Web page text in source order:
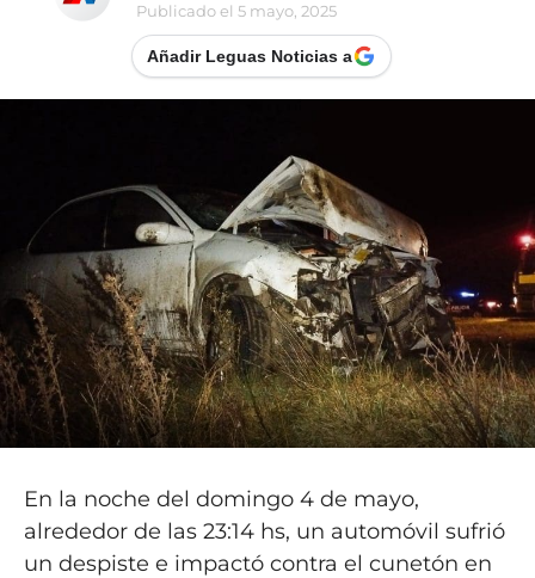
Publicado el 5 mayo, 2025
Añadir Leguas Noticias a
En la noche del domingo 4 de mayo,
alrededor de las 23:14 hs, un automóvil sufrió
un despiste e impactó contra el cunetón en